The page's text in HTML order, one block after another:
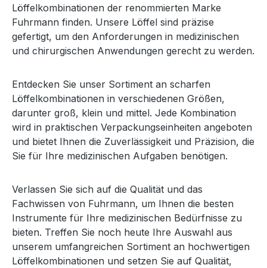
Löffelkombinationen der renommierten Marke
Fuhrmann finden. Unsere Löffel sind präzise
gefertigt, um den Anforderungen in medizinischen
und chirurgischen Anwendungen gerecht zu werden.
Entdecken Sie unser Sortiment an scharfen
Löffelkombinationen in verschiedenen Größen,
darunter groß, klein und mittel. Jede Kombination
wird in praktischen Verpackungseinheiten angeboten
und bietet Ihnen die Zuverlässigkeit und Präzision, die
Sie für Ihre medizinischen Aufgaben benötigen.
Verlassen Sie sich auf die Qualität und das
Fachwissen von Fuhrmann, um Ihnen die besten
Instrumente für Ihre medizinischen Bedürfnisse zu
bieten. Treffen Sie noch heute Ihre Auswahl aus
unserem umfangreichen Sortiment an hochwertigen
Löffelkombinationen und setzen Sie auf Qualität,